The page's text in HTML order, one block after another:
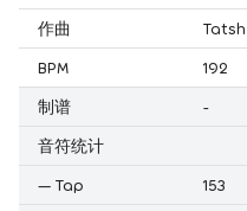
作曲
Tatsh
BPM
192
制谱
-
音符统计
— Tap
153